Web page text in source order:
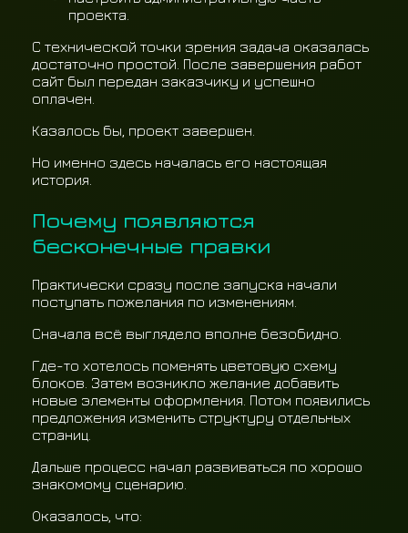
проекта.
С технической точки зрения задача оказалась
достаточно простой. После завершения работ
сайт был передан заказчику и успешно
оплачен.
Казалось бы, проект завершен.
Но именно здесь началась его настоящая
история.
Почему появляются
бесконечные правки
Практически сразу после запуска начали
поступать пожелания по изменениям.
Сначала всё выглядело вполне безобидно.
Где-то хотелось поменять цветовую схему
блоков. Затем возникло желание добавить
новые элементы оформления. Потом появились
предложения изменить структуру отдельных
страниц.
Дальше процесс начал развиваться по хорошо
знакомому сценарию.
Оказалось, что: